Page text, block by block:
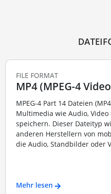
FILE FORMAT
MP4 (MPEG-4
MPEG-4 Part 14 Dateien
Multimedia wie Audio,
speichern. Dieser Dateityp
anderen Herstellern von
die Audio, Standbilder oder
Mehr lesen